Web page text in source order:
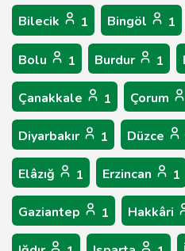
Bilecik 1 Bingöl 1
Bolu 1 Burdur 1
Çanakkale 1 Çorum
Diyarbakır 1 Düzce
Elâzığ 1 Erzincan 1
Gaziantep 1 Hakkâri